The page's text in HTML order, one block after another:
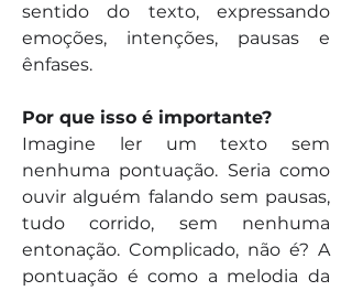
sentido do texto, expressando
emoções, intenções, pausas e
ênfases.
Por que isso é importante?
Imagine ler um texto sem
nenhuma pontuação. Seria como
ouvir alguém falando sem pausas,
tudo corrido, sem nenhuma
entonação. Complicado, não é? A
pontuação é como a melodia da